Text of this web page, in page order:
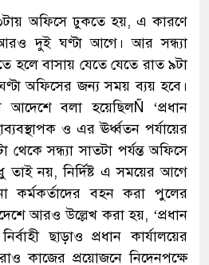
অফিসে ঢুকতে হয়, এ কারণে
দুই ঘণ্টা আগে। আর সন্ধ্যা
হলে বাসায় যেতে যেতে রাত ৯টা
অফিসের জন্য সময় ব্যয় হবে।
বলা হয়েছিলÑ ‘প্রধান
ও এর ঊর্ধ্বতন পর্যায়ের
থেকে সন্ধ্যা সাতটা পর্যন্ত অফিসে
তাই নয়, নির্দিষ্ট এ সময়ের আগে
কর্মকর্তাদের বহন করা পুলের
আরও উল্লেখ করা হয়, ‘প্রধান
ছাড়াও প্রধান কার্যালয়ের
কাজের প্রয়োজনে নিদেনপক্ষে